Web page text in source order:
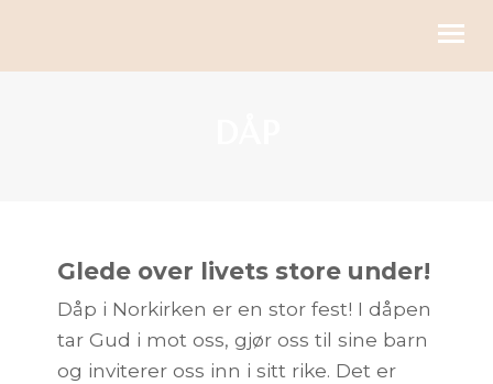
RESSURSER
OM OSS
Glede over livets store under!
Dåp i Norkirken er en stor fest! I dåpen
tar Gud i mot oss, gjør oss til sine barn
og inviterer oss inn i sitt rike. Det er